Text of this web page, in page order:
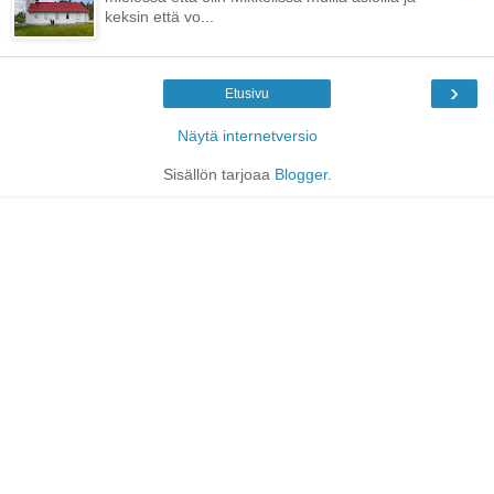
keksin että vo...
›
Etusivu
Näytä internetversio
Sisällön tarjoaa Blogger.